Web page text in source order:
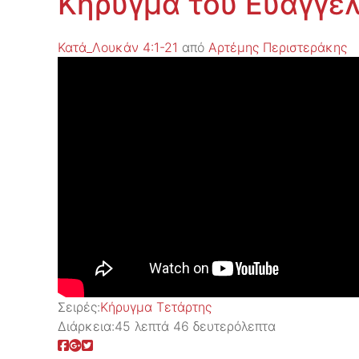
Κατά_Λουκάν 4:1-21 από Αρτέμης Περιστεράκης
Σειρές:Kήρυγμα Τετάρτης
Διάρκεια:45 λεπτά 46 δευτερόλεπτα